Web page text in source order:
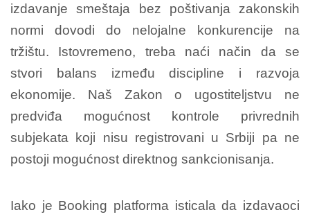
izdavanje smeštaja bez poštivanja zakonskih
normi dovodi do nelojalne konkurencije na
tržištu. Istovremeno, treba naći način da se
stvori balans između discipline i razvoja
ekonomije. Naš Zakon o ugostiteljstvu ne
predviđa mogućnost kontrole privrednih
subjekata koji nisu registrovani u Srbiji pa ne
postoji mogućnost direktnog sankcionisanja.
Iako je Booking platforma isticala da izdavaoci